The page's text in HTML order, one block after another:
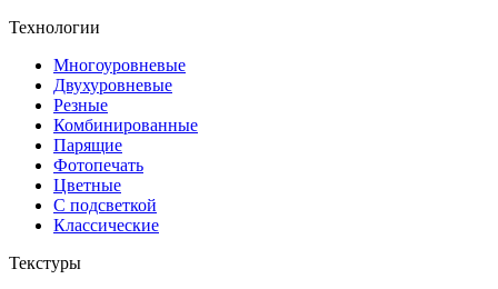
Технологии
Многоуровневые
Двухуровневые
Резные
Комбинированные
Парящие
Фотопечать
Цветные
С подсветкой
Классические
Текстуры